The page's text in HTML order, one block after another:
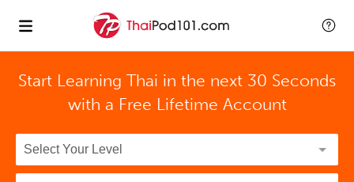
Start Learning Thai in the next 30 Seconds
with a Free Lifetime Account